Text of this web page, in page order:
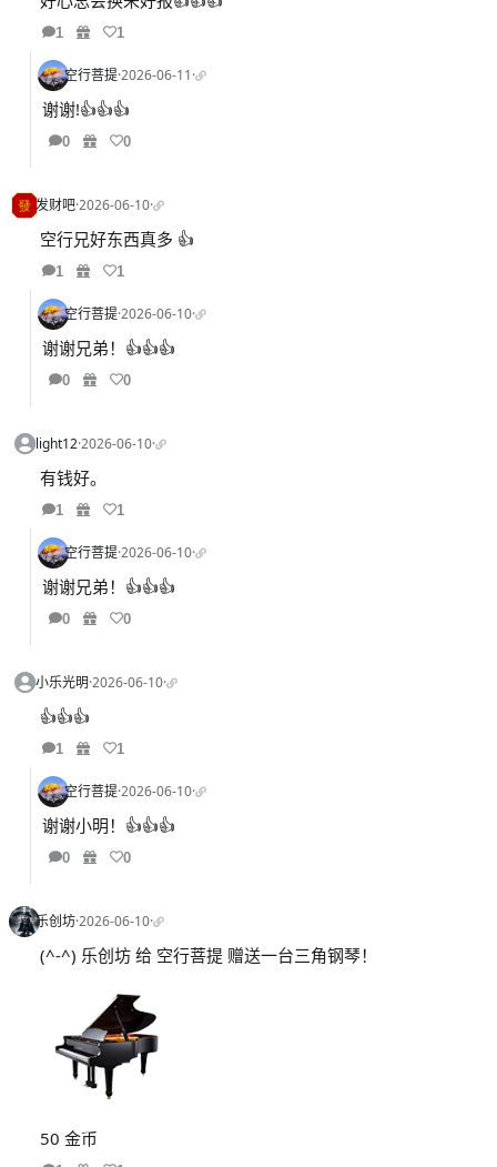
1 1
空行菩提·2026-06-11·
谢谢!👍👍👍
0 0
发财吧·2026-06-10·
空行兄好东西真多 👍
1 1
空行菩提·2026-06-10·
谢谢兄弟！👍👍👍
0 0
light12·2026-06-10·
有钱好。
1 1
空行菩提·2026-06-10·
谢谢兄弟！👍👍👍
0 0
小乐光明·2026-06-10·
👍👍👍
1 1
空行菩提·2026-06-10·
谢谢小明！👍👍👍
0 0
乐创坊·2026-06-10·
(^-^) 乐创坊 给 空行菩提 赠送一台三角钢琴！
50 金币